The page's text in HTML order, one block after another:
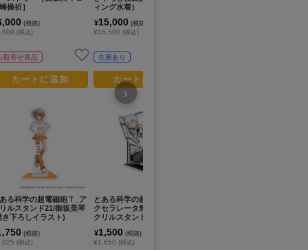
操祈］
(税抜)
(税込)
取寄せ商品
カートに追加
る科学の超電磁砲Ｔ_ア
ルスタンド21/御坂美琴
き下ろしイラスト)
(税抜)
(税込)
ィング水着）
¥15,000 (税抜)
¥16,500 (税込)
在庫あり
カートに追加
とある科学の超電磁砲T_ア
クセラレータ無糖珈琲A ア
クリルスタンド
¥1,500 (税抜)
¥1,650 (税込)
›